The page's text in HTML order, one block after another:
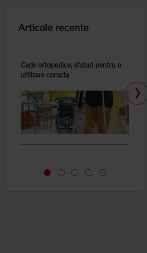
Articole recente
Carje ortopedice, sfaturi pentru o
utilizare corecta
›